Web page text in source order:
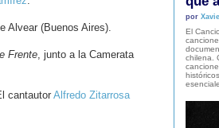
Alvear (Buenos Aires).
Frente, junto a la Camerata
cantautor Alfredo Zitarrosa
por
El
chilena.